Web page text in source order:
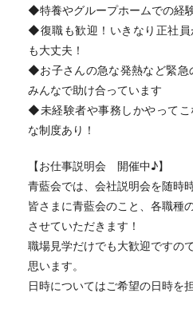
◆特養やグループホームでの経
◆復職も歓迎！いきなり正社
も大丈夫！
◆お子さんの急な発熱など緊急
みんなで助け合っています
◆未経験者や事務しかやって
な制度あり！
【お仕事説明会 開催中♪】
青藍会では、会社説明会を随時
皆さまに青藍会のこと、各職種
させていただきます！
職場見学だけでも大歓迎ですの
思います。
日時についてはご希望の日時を